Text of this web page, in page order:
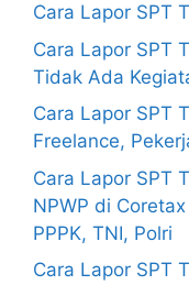
Cara Lapor SPT
Cara Lapor SPT
Tidak Ada
Cara Lapor SPT
Freelance,
Cara Lapor SPT
NPWP di
PPPK, TNI, Polri
Cara Lapor SPT